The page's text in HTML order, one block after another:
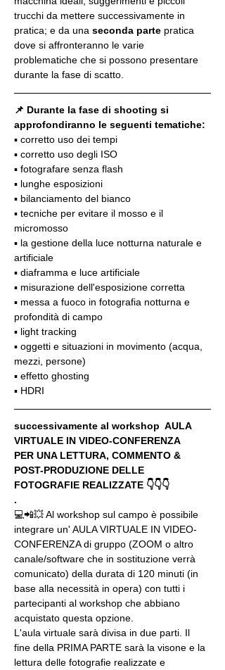
trucchi da mettere successivamente in
pratica; e da una seconda parte pratica
dove si affronteranno le varie
problematiche che si possono presentare
durante la fase di scatto.
📌 Durante la fase di shooting si
approfondiranno le seguenti tematiche:
▪️ corretto uso dei tempi
▪️ corretto uso degli ISO
▪️ fotografare senza flash
▪️ lunghe esposizioni
▪️ bilanciamento del bianco
▪️ tecniche per evitare il mosso e il
micromosso
▪️ la gestione della luce notturna naturale e
artificiale
▪️ diaframma e luce artificiale
▪️ misurazione dell'esposizione corretta
▪️ messa a fuoco in fotografia notturna e
profondità di campo
▪️ light tracking
▪️ oggetti e situazioni in movimento (acqua,
mezzi, persone)
▪️ effetto ghosting
▪️ HDRI
successivamente al workshop  AULA
VIRTUALE IN VIDEO-CONFERENZA
PER UNA LETTURA, COMMENTO &
POST-PRODUZIONE DELLE
FOTOGRAFIE REALIZZATE 👇👇👇
.
💻📲💥 Al workshop sul campo è possibile
integrare un' AULA VIRTUALE IN VIDEO-
CONFERENZA di gruppo (ZOOM o altro
canale/software che in sostituzione verrà
comunicato) della durata di 120 minuti (in
base alla necessità in opera) con tutti i
partecipanti al workshop che abbiano
acquistato questa opzione.
L'aula virtuale sarà divisa in due parti. Il
fine della PRIMA PARTE sarà la visone e la
lettura delle fotografie realizzate e